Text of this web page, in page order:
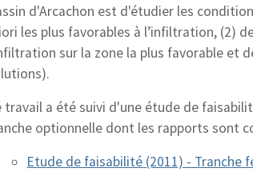
d'Arcachon est d'étudier les
les plus favorables à l’infiltration, (2)
sur la zone la plus favorable et
travail a été suivi d'une étude de
optionnelle dont les rapports sont
Etude de faisabilité (2011) - Tranche